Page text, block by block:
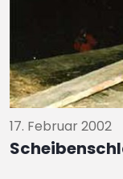
17. Februar 2002